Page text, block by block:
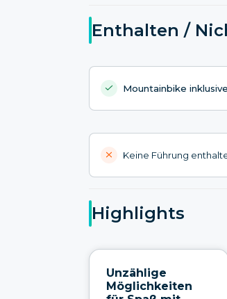
Enthalten /
Mountainbike inklusive
Keine Führung
Highlights
Unzählige
Möglichkeiten